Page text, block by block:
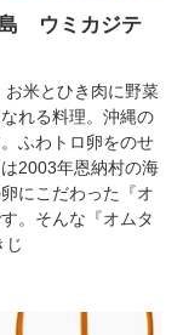
ウミカジテ
米とひき肉に野菜
れる料理。沖縄の
ふわトロ卵をのせ
2003年恩納村の海
にこだわった『オ
。そんな『オムタ
じ